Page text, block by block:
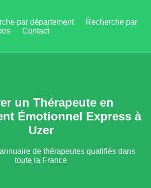
par département
Recherche par
Contact
un Thérapeute en
Émotionnel Express à
Uzer
de thérapeutes qualifiés dans
toute la France